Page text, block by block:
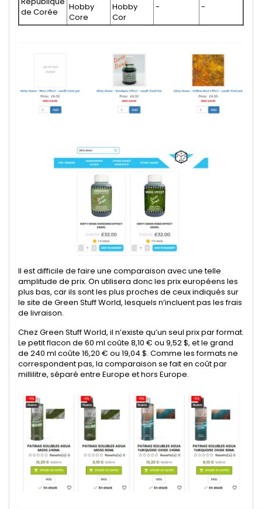
de Corée
Hobby
Core
Hobby
Cor
- -
Il est difficile de faire une comparaison avec une telle
amplitude de prix. On utilisera donc les prix européens les
plus bas, car ils sont les plus proches de ceux indiqués sur
le site de Green Stuff World, lesquels n’incluent pas les frais
de livraison.
Chez Green Stuff World, il n’existe qu’un seul prix par format.
Le petit flacon de 60 ml coûte 8,10 € ou 9,52 $, et le grand
de 240 ml coûte 16,20 € ou 19,04 $. Comme les formats ne
correspondent pas, la comparaison se fait en coût par
millilitre, séparé entre Europe et hors Europe.